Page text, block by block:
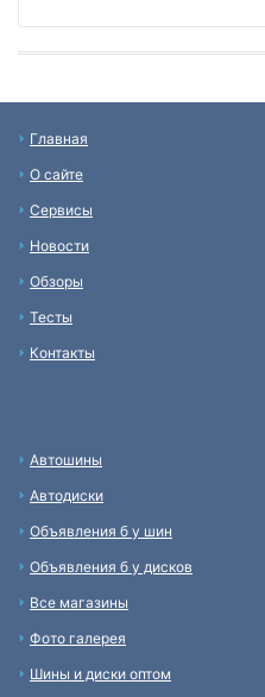
Главная
О сайте
Сервисы
Новости
Обзоры
Тесты
Контакты
Автошины
Автодиски
Объявления б у шин
Объявления б у дисков
Все магазины
Фото галерея
Шины и диски оптом